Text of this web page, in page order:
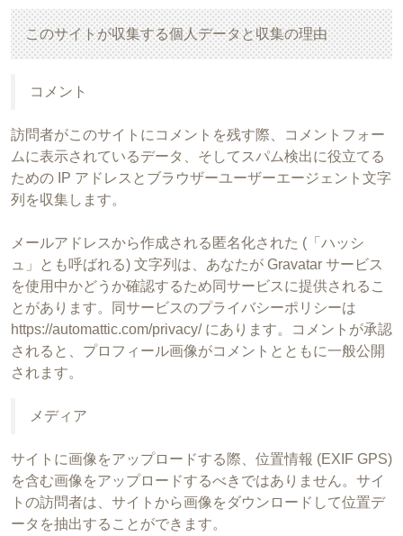
このサイトが収集する個人データと収集の理由
コメント
訪問者がこのサイトにコメントを残す際、コメントフォー
ムに表示されているデータ、そしてスパム検出に役立てる
ための IP アドレスとブラウザーユーザーエージェント文字
列を収集します。
メールアドレスから作成される匿名化された (「ハッシ
ュ」とも呼ばれる) 文字列は、あなたが Gravatar サービス
を使用中かどうか確認するため同サービスに提供されるこ
とがあります。同サービスのプライバシーポリシーは
https://automattic.com/privacy/ にあります。コメントが承認
されると、プロフィール画像がコメントとともに一般公開
されます。
メディア
サイトに画像をアップロードする際、位置情報 (EXIF GPS)
を含む画像をアップロードするべきではありません。サイ
トの訪問者は、サイトから画像をダウンロードして位置デ
ータを抽出することができます。